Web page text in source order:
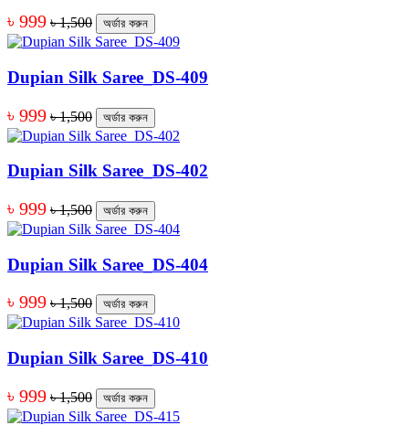
৳ 999 ৳ 1,500 অর্ডার করুন
Dupian Silk Saree_DS-409
৳ 999 ৳ 1,500 অর্ডার করুন
Dupian Silk Saree_DS-402
৳ 999 ৳ 1,500 অর্ডার করুন
Dupian Silk Saree_DS-404
৳ 999 ৳ 1,500 অর্ডার করুন
Dupian Silk Saree_DS-410
৳ 999 ৳ 1,500 অর্ডার করুন